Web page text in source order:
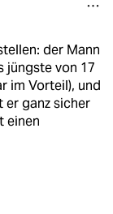
der Mann
jüngste von 17
im Vorteil), und
er ganz sicher
einen